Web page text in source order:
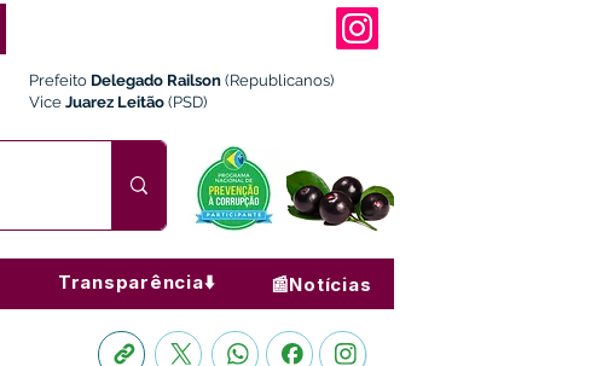
Prefeito Delegado Railson (Republicanos)
Vice Juarez Leitão (PSD)
Transparência⬇️ 📰Notícias